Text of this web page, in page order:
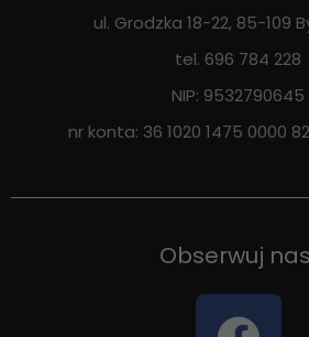
ul. Grodzka 18-22, 85-109
tel. 696 784 228
NIP: 9532790645
nr konta: 36 1020 1475 0000
Obserwuj